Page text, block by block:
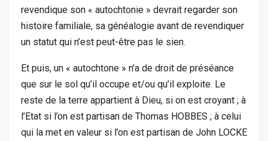
revendique son « autochtonie » devrait regarder son
histoire familiale, sa généalogie avant de revendiquer
un statut qui n’est peut-être pas le sien.
Et puis, un « autochtone » n’a de droit de préséance
que sur le sol qu’il occupe et/ou qu’il exploite. Le
reste de la terre appartient à Dieu, si on est croyant ; à
l’Etat si l’on est partisan de Thomas HOBBES ; à celui
qui la met en valeur si l’on est partisan de John LOCKE